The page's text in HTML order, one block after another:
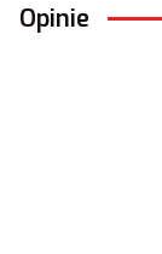
Opinie